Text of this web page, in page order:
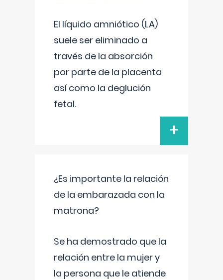
El líquido amniótico (LA)
suele ser eliminado a
través de la absorción
por parte de la placenta
así como la deglución
fetal.
+
¿Es importante la relación
de la embarazada con la
matrona?
Se ha demostrado que la
relación entre la mujer y
la persona que le atiende